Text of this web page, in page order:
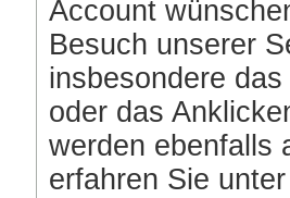
Account
Besuch unserer
insbesondere
oder das
werden ebenfalls
erfahren Sie unter